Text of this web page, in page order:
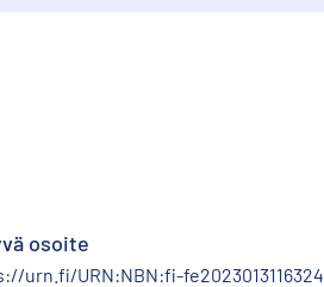
osoite
urn.fi/URN:NBN:fi-fe2023013116324